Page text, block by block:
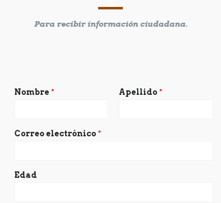
Para recibir información ciudadana.
Nombre * Apellido *
Correo electrónico *
Edad